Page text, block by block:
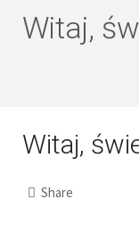
Witaj,
Witaj,
Share